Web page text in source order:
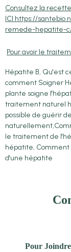
Consultez la
ICI https://
remede-hepatite-
Pour avoir le
Hépatite B, Qu'est
comment Soigner
plante soigne
traitement naturel
possible de guérir
le traitement de
hépatite,
d'une hépatite
Pour